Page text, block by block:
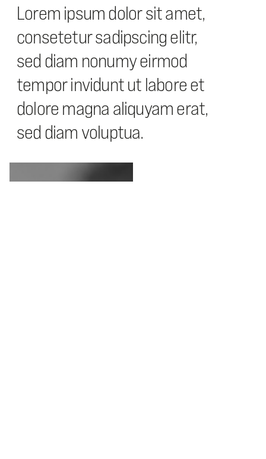
Lorem ipsum dolor sit amet,
consetetur sadipscing elitr,
sed diam nonumy eirmod
tempor invidunt ut labore et
dolore magna aliquyam erat,
sed diam voluptua.